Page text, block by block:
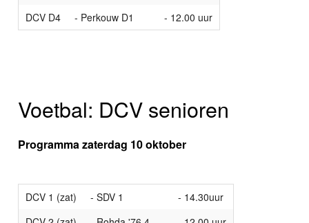
DCV D4
- Perkouw D1 - 12.00 uur
Voetbal: DCV senioren
Programma zaterdag 10 oktober
DCV 1 (zat) - SDV 1
- 14.30uur